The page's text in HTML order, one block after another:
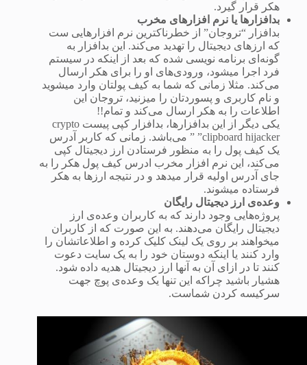
هکر قرار گیرد.
بدافزارها یا نرم افزارهای مخرب
بدافزار “تروجان” از خطرناکترین نرم افزارهایی ست
که ارزهای دیجیتال را تهدید می‌کند. این بدافزار به
گونه‌ای برنامه نویسی شده که بعد از اینکه در سیستم
فرد اجرا میشود، ورودی‌های او را برای هکر ارسال
می‌کند. مثلا زمانی که شما به کیف پولتان وارد میشوید
و نام کاربری و پسوردتان را میزنید، تروجان این
اطلاعات را به هکر ارسال می‌کند و تمام!!
یکی دیگر از این بدافزارها، بدافزار کپی پیست crypto
clipboard hijacker” ” می‌باشد. زمانی که کاربر آدرس
یک کیف پول را به منظور فرستادن ارز دیجیتال کپی
می‌کند، این نرم افزار مخرب ادرس کیف پول هکر را به
جای آدرس اولیه قرار می‎دهد و در نتیجه ارزها به هکر
فرستاده میشوند.
وعده‌ی ارز دیجیتال رایگان
پروژه‌هایی وجود دارند که به کاربران وعده‌ی ارز
دیجیتال رایگان می‌دهند. به این صورت که از کاربران
میخواهند بر روی یک لینک کلیک کرده و اطلاعاتشان را
وارد کنند یا اینکه دوستان خود را به یک سایت دعوت
کنند تا در ازای آن به آنها ارز دیجیتال هدیه داده شود.
هشیار باشید چراکه این تنها یک وعده‌ی پوچ جهت
سرکیسه کردن شماست.